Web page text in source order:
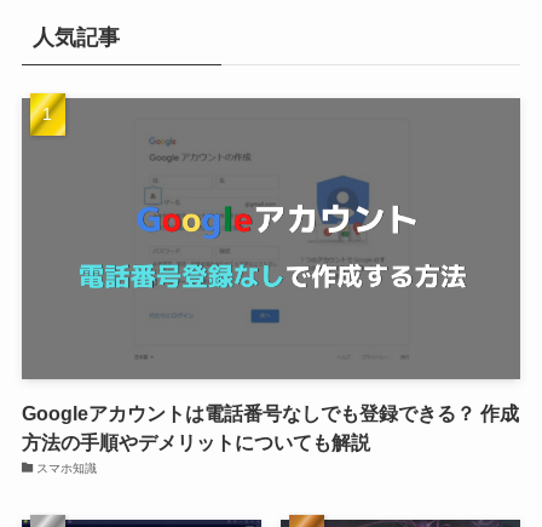
人気記事
Googleアカウントは電話番号なしでも登録できる？ 作成
方法の手順やデメリットについても解説
スマホ知識